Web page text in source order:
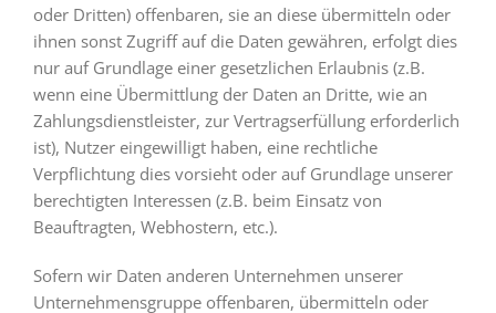
oder Dritten) offenbaren, sie an diese übermitteln oder
ihnen sonst Zugriff auf die Daten gewähren, erfolgt dies
nur auf Grundlage einer gesetzlichen Erlaubnis (z.B.
wenn eine Übermittlung der Daten an Dritte, wie an
Zahlungsdienstleister, zur Vertragserfüllung erforderlich
ist), Nutzer eingewilligt haben, eine rechtliche
Verpflichtung dies vorsieht oder auf Grundlage unserer
berechtigten Interessen (z.B. beim Einsatz von
Beauftragten, Webhostern, etc.).
Sofern wir Daten anderen Unternehmen unserer
Unternehmensgruppe offenbaren, übermitteln oder